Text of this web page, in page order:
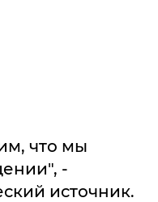
что мы
-
источник.